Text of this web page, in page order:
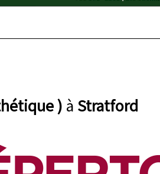
) à Stratford